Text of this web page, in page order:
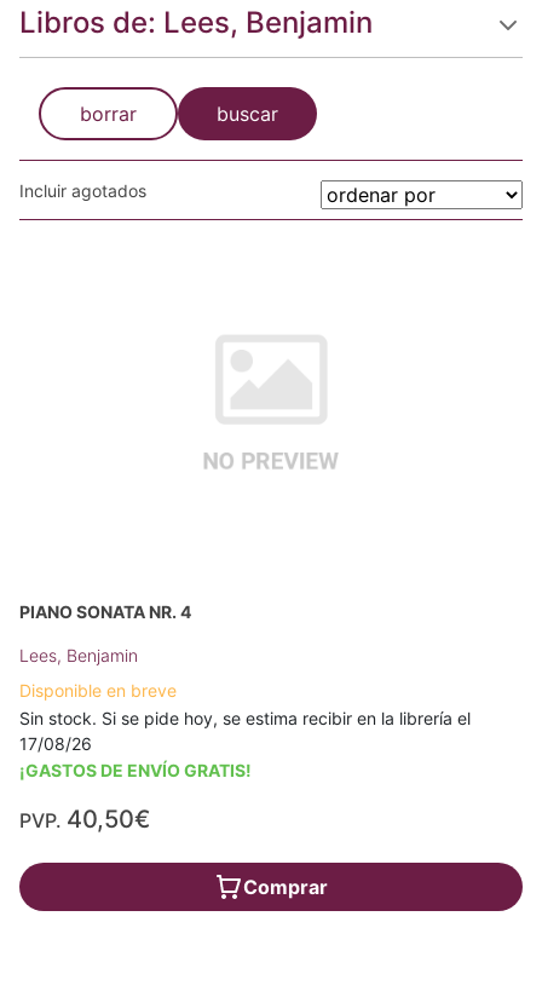
Libros de: Lees, Benjamin
borrar buscar
Incluir agotados
PIANO SONATA NR. 4
Lees, Benjamin
Disponible en breve
Sin stock. Si se pide hoy, se estima recibir en la librería el
17/08/26
¡GASTOS DE ENVÍO GRATIS!
PVP. 40,50€
Comprar